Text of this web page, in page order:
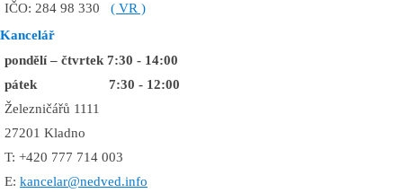
IČO: 284 98 330
( VR )
Kancelář
pondělí – čtvrtek 7:30 - 14:00
pátek 7:30 - 12:00
Železničářů 1111
27201 Kladno
T: +420 777 714 003
E: kancelar@nedved.info